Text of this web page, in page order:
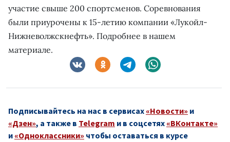
участие свыше 200 спортсменов. Соревнования
были приурочены к 15-летию компании «Лукойл-
Нижневолжскнефть». Подробнее в нашем
материале.
Подписывайтесь на нас в сервисах «Новости» и
«Дзен», а также в Telegram и в соцсетях «ВКонтакте»
и «Одноклассники» чтобы оставаться в курсе